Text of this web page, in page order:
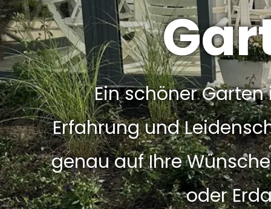
Ein schöner
Erfahrung und
genau auf Ihre
oder